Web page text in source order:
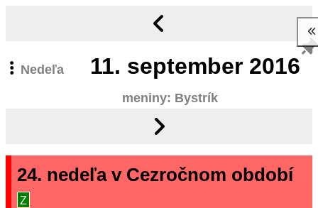
Nedeľa 11. september 2016
meniny: Bystrík
24. nedeľa v Cezročnom období
Z